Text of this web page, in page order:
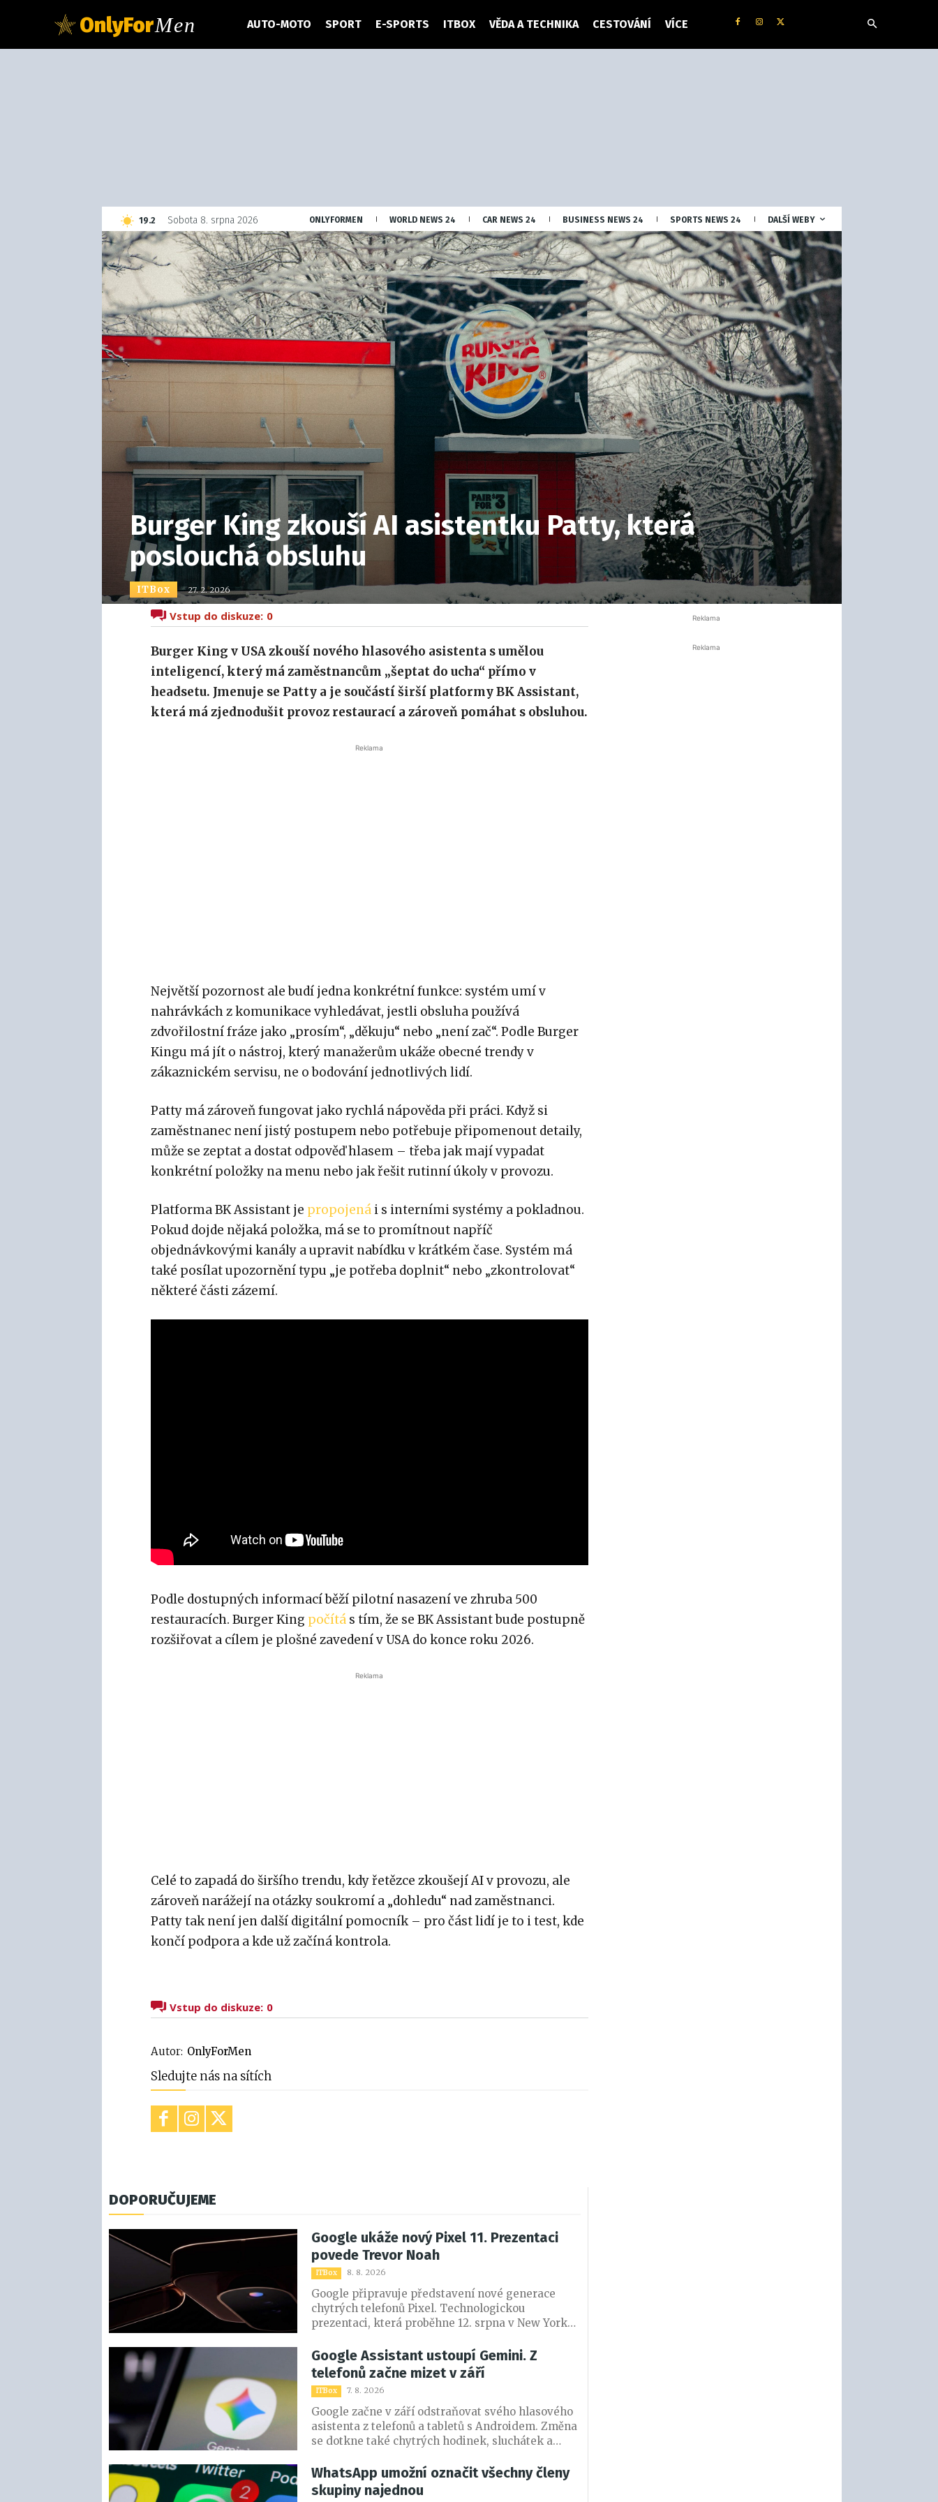
OnlyForMen AUTO-MOTO SPORT E-SPORTS ITBOX VĚDA A TECHNIKA CESTOVÁNÍ VÍCE
19.2 Czech
Sobota 8. srpna 2026 ONLYFORMEN WORLD NEWS 24 CAR NEWS 24 BUSINESS NEWS 24 SPORTS NEWS 24 DALŠÍ WEBY
Burger King zkouší AI asistentku Patty, která
poslouchá obsluhu
ITBox 27. 2. 2026
Vstup do diskuze: 0
Burger King v USA zkouší nového hlasového asistenta s umělou
inteligencí, který má zaměstnancům „šeptat do ucha“ přímo v
headsetu. Jmenuje se Patty a je součástí širší platformy BK Assistant,
která má zjednodušit provoz restaurací a zároveň pomáhat s obsluhou.
Reklama
Největší pozornost ale budí jedna konkrétní funkce: systém umí v
nahrávkách z komunikace vyhledávat, jestli obsluha používá
zdvořilostní fráze jako „prosím“, „děkuju“ nebo „není zač“. Podle Burger
Kingu má jít o nástroj, který manažerům ukáže obecné trendy v
zákaznickém servisu, ne o bodování jednotlivých lidí.
Patty má zároveň fungovat jako rychlá nápověda při práci. Když si
zaměstnanec není jistý postupem nebo potřebuje připomenout detaily,
může se zeptat a dostat odpověď hlasem – třeba jak mají vypadat
konkrétní položky na menu nebo jak řešit rutinní úkoly v provozu.
Platforma BK Assistant je propojená i s interními systémy a pokladnou.
Pokud dojde nějaká položka, má se to promítnout napříč
objednávkovými kanály a upravit nabídku v krátkém čase. Systém má
také posílat upozornění typu „je potřeba doplnit“ nebo „zkontrolovat“
některé části zázemí.
Podle dostupných informací běží pilotní nasazení ve zhruba 500
restauracích. Burger King počítá s tím, že se BK Assistant bude postupně
rozšiřovat a cílem je plošné zavedení v USA do konce roku 2026.
Reklama
Celé to zapadá do širšího trendu, kdy řetězce zkoušejí AI v provozu, ale
zároveň narážejí na otázky soukromí a „dohledu“ nad zaměstnanci.
Patty tak není jen další digitální pomocník – pro část lidí je to i test, kde
končí podpora a kde už začíná kontrola.
Vstup do diskuze: 0
Autor: OnlyForMen
Sledujte nás na sítích
DOPORUČUJEME
Google ukáže nový Pixel 11. Prezentaci
povede Trevor Noah
ITBox 8. 8. 2026
Google připravuje představení nové generace
chytrých telefonů Pixel. Technologickou
prezentaci, která proběhne 12. srpna v New Yorku,
The Daily Show Trevor Noah.
Google Assistant ustoupí Gemini. Z
telefonů začne mizet v září
ITBox 7. 8. 2026
Google začne v září odstraňovat svého hlasového
asistenta z telefonů a tabletů s Androidem. Změna
se dotkne také chytrých hodinek, sluchátek a
zařízeních převezme jeho úlohu umělá inteligence
Gemini.
WhatsApp umožní označit všechny členy
skupiny najednou
Reklama
Reklama